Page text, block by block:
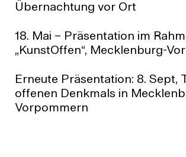
Übernachtung vor Ort
18. Mai – Präsentation im
„KunstOffen“, Mecklenburg-
Erneute Präsentation: 8. Sept,
offenen Denkmals in
Vorpommern